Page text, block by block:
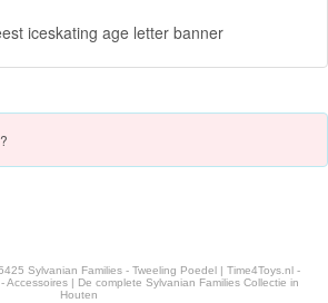
iceskating age letter banner
Sylvanian Families - Tweeling Poedel | Time4Toys.nl -
Accessoires | De complete Sylvanian Families Collectie in
Houten